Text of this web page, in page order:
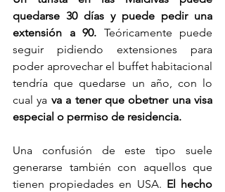
quedarse 30 días y puede pedir una
extensión a 90. Teóricamente puede
seguir pidiendo extensiones para
poder aprovechar el buffet habitacional
tendría que quedarse un año, con lo
cual ya va a tener que obetner una visa
especial o permiso de residencia.
Una confusión de este tipo suele
generarse también con aquellos que
tienen propiedades en USA. El hecho